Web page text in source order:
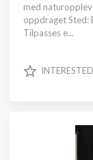
med
oppdraget Sted:
Tilpasses e...
INTERESTED